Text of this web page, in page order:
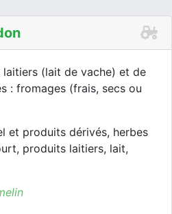
(lait de vache) et de
: fromages (frais, secs ou
et produits dérivés, herbes
produits laitiers, lait,